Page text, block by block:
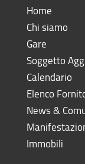
Home
Chi siamo
Gare
Soggetto
Calendario
Elenco
News &
Immobili